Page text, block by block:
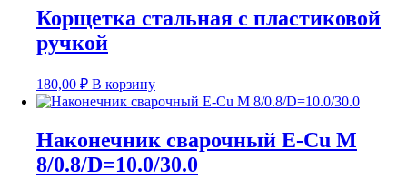
Корщетка стальная с пластиковой
ручкой
180,00 ₽ В корзину
Наконечник сварочный E-Cu M
8/0.8/D=10.0/30.0